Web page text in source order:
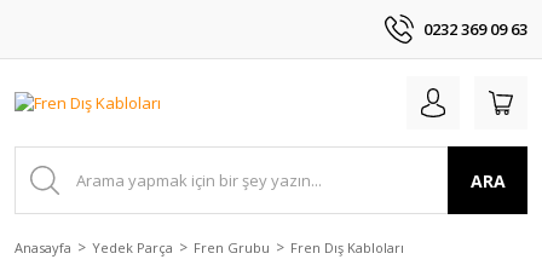
0232 369 09 63
ARA
Anasayfa Yedek Parça Fren Grubu Fren Dış Kabloları